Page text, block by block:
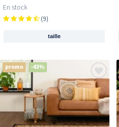
En stock
(9)
taille
promo -43%